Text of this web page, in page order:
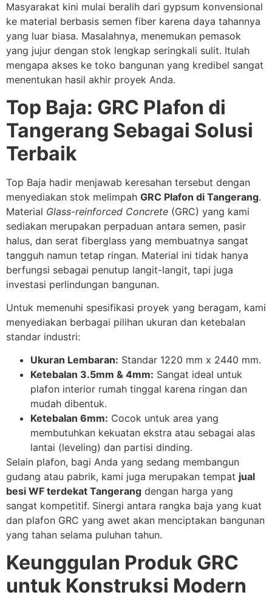
Masyarakat kini mulai beralih dari gypsum konvensional
ke material berbasis semen fiber karena daya tahannya
yang luar biasa. Masalahnya, menemukan pemasok
yang jujur dengan stok lengkap seringkali sulit. Itulah
mengapa akses ke toko bangunan yang kredibel sangat
menentukan hasil akhir proyek Anda.
Top Baja: GRC Plafon di
Tangerang Sebagai Solusi
Terbaik
Top Baja hadir menjawab keresahan tersebut dengan
menyediakan stok melimpah GRC Plafon di Tangerang.
Material Glass-reinforced Concrete (GRC) yang kami
sediakan merupakan perpaduan antara semen, pasir
halus, dan serat fiberglass yang membuatnya sangat
tangguh namun tetap ringan. Material ini tidak hanya
berfungsi sebagai penutup langit-langit, tapi juga
investasi perlindungan bangunan.
Untuk memenuhi spesifikasi proyek yang beragam, kami
menyediakan berbagai pilihan ukuran dan ketebalan
standar industri:
Ukuran Lembaran: Standar 1220 mm x 2440 mm.
Ketebalan 3.5mm & 4mm: Sangat ideal untuk
plafon interior rumah tinggal karena ringan dan
mudah dibentuk.
Ketebalan 6mm: Cocok untuk area yang
membutuhkan kekuatan ekstra atau sebagai alas
lantai (leveling) dan partisi dinding.
Selain plafon, bagi Anda yang sedang membangun
gudang atau pabrik, kami juga merupakan tempat jual
besi WF terdekat Tangerang dengan harga yang
sangat kompetitif. Sinergi antara rangka baja yang kuat
dan plafon GRC yang awet akan menciptakan bangunan
yang tahan selama puluhan tahun.
Keunggulan Produk GRC
untuk Konstruksi Modern